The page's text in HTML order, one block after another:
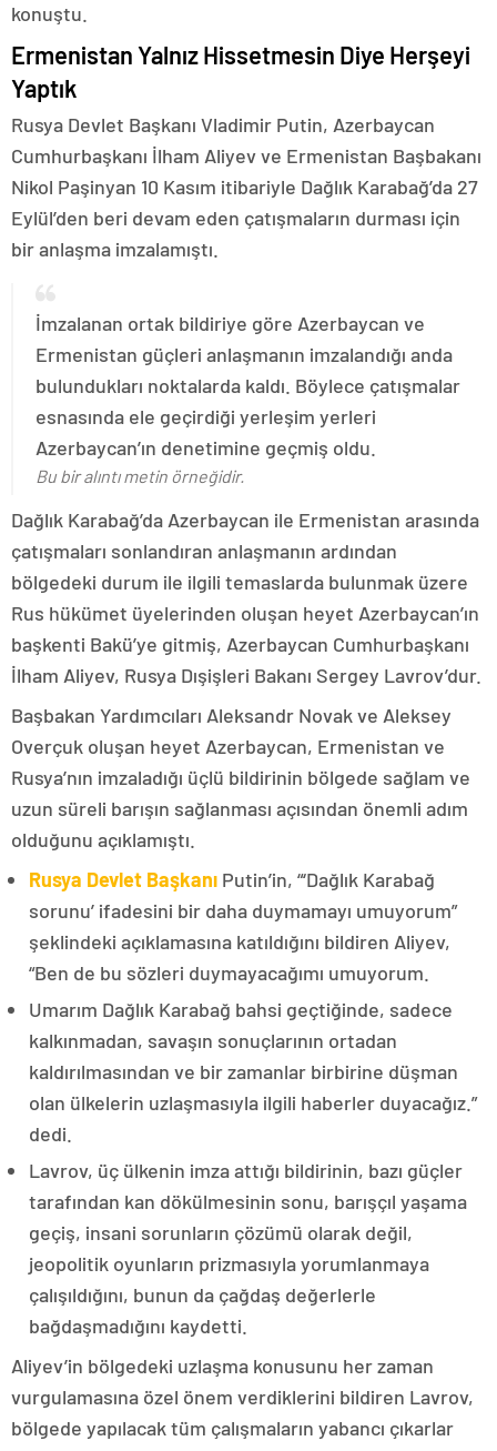
konuştu.
Ermenistan Yalnız Hissetmesin Diye Herşeyi
Yaptık
Rusya Devlet Başkanı Vladimir Putin, Azerbaycan
Cumhurbaşkanı İlham Aliyev ve Ermenistan Başbakanı
Nikol Paşinyan 10 Kasım itibariyle Dağlık Karabağ’da 27
Eylül’den beri devam eden çatışmaların durması için
bir anlaşma imzalamıştı.
İmzalanan ortak bildiriye göre Azerbaycan ve
Ermenistan güçleri anlaşmanın imzalandığı anda
bulundukları noktalarda kaldı. Böylece çatışmalar
esnasında ele geçirdiği yerleşim yerleri
Azerbaycan’ın denetimine geçmiş oldu.
Bu bir alıntı metin örneğidir.
Dağlık Karabağ’da Azerbaycan ile Ermenistan arasında
çatışmaları sonlandıran anlaşmanın ardından
bölgedeki durum ile ilgili temaslarda bulunmak üzere
Rus hükümet üyelerinden oluşan heyet Azerbaycan’ın
başkenti Bakü’ye gitmiş, Azerbaycan Cumhurbaşkanı
İlham Aliyev, Rusya Dışişleri Bakanı Sergey Lavrov’dur.
Başbakan Yardımcıları Aleksandr Novak ve Aleksey
Overçuk oluşan heyet Azerbaycan, Ermenistan ve
Rusya’nın imzaladığı üçlü bildirinin bölgede sağlam ve
uzun süreli barışın sağlanması açısından önemli adım
olduğunu açıklamıştı.
Rusya Devlet Başkanı Putin’in, “‘Dağlık Karabağ
sorunu’ ifadesini bir daha duymamayı umuyorum”
şeklindeki açıklamasına katıldığını bildiren Aliyev,
“Ben de bu sözleri duymayacağımı umuyorum.
Umarım Dağlık Karabağ bahsi geçtiğinde, sadece
kalkınmadan, savaşın sonuçlarının ortadan
kaldırılmasından ve bir zamanlar birbirine düşman
olan ülkelerin uzlaşmasıyla ilgili haberler duyacağız.”
dedi.
Lavrov, üç ülkenin imza attığı bildirinin, bazı güçler
tarafından kan dökülmesinin sonu, barışçıl yaşama
geçiş, insani sorunların çözümü olarak değil,
jeopolitik oyunların prizmasıyla yorumlanmaya
çalışıldığını, bunun da çağdaş değerlerle
bağdaşmadığını kaydetti.
Aliyev’in bölgedeki uzlaşma konusunu her zaman
vurgulamasına özel önem verdiklerini bildiren Lavrov,
bölgede yapılacak tüm çalışmaların yabancı çıkarlar